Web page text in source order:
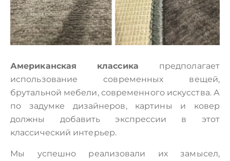
Американская классика предполагает
использование современных вещей,
брутальной мебели, современного искусства. А
по задумке дизайнеров, картины и ковер
должны добавить экспрессии в этот
классический интерьер.
Мы успешно реализовали их замысел,